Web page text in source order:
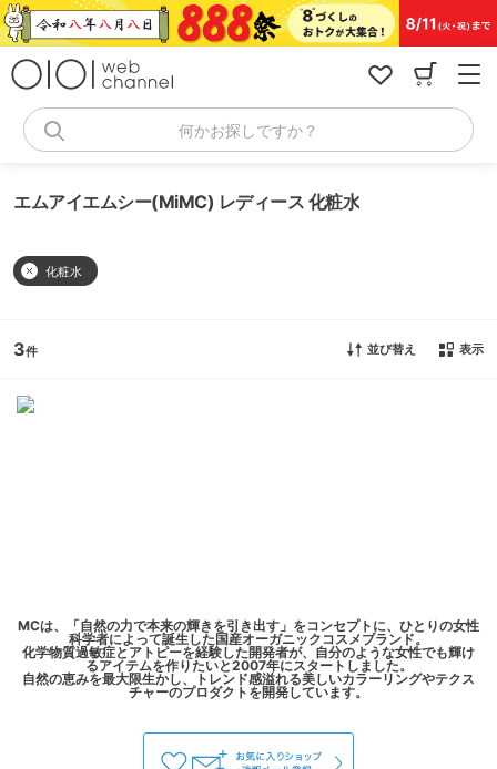
コ
ン
何かお探しですか？
エムアイエムシー(MiMC) レディース 化粧水
化粧水
3 並び替え 表示
MCは、「自然の力で本来の輝きを引き出す」をコンセプトに、ひとりの女性
科学者によって誕生した国産オーガニックコスメブランド。
化学物質過敏症とアトピーを経験した開発者が、自分のような女性でも輝け
るアイテムを作りたいと2007年にスタートしました。
自然の恵みを最大限生かし、トレンド感溢れる美しいカラーリングやテクス